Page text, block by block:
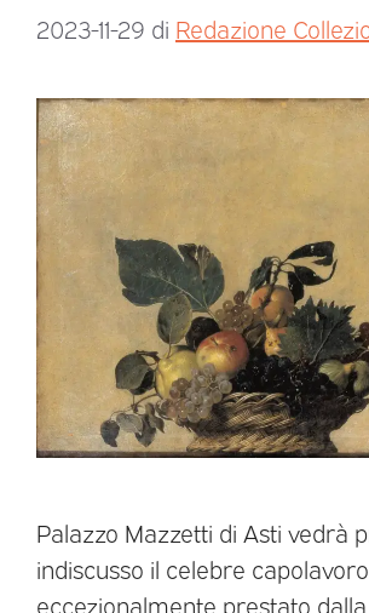
2023-11-29 di Redazione
Palazzo Mazzetti di Asti vedrà
indiscusso il celebre
eccezionalmente prestato